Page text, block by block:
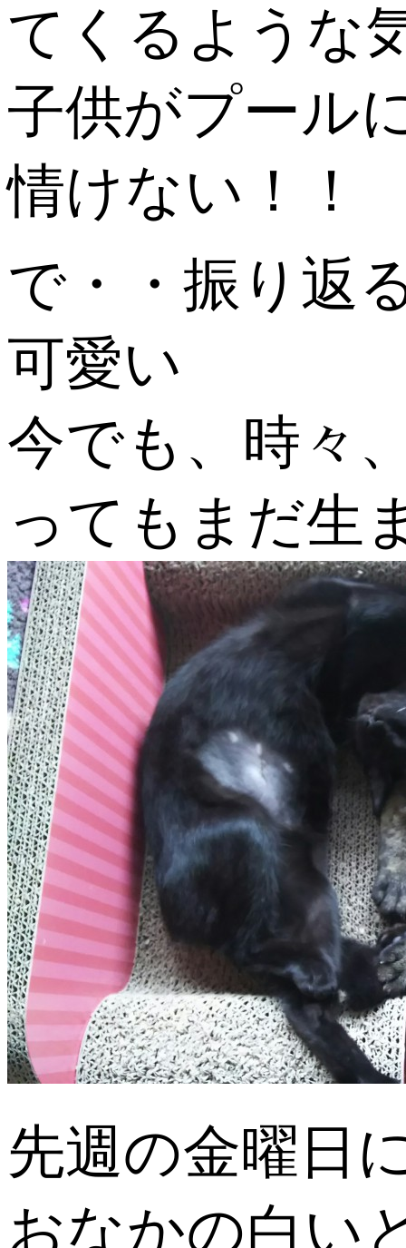
てくるような
子供がプール
情けない！！
で・・振り返
可愛い
今でも、時々
ってもまだ生
先週の金曜日
おなかの白い